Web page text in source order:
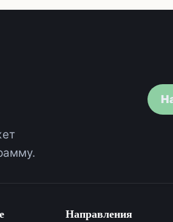
Направления